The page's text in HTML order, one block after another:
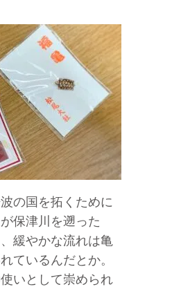
の国を拓くために
保津川を遡った
緩やかな流れは亀
ているんだとか。
いとして崇められ